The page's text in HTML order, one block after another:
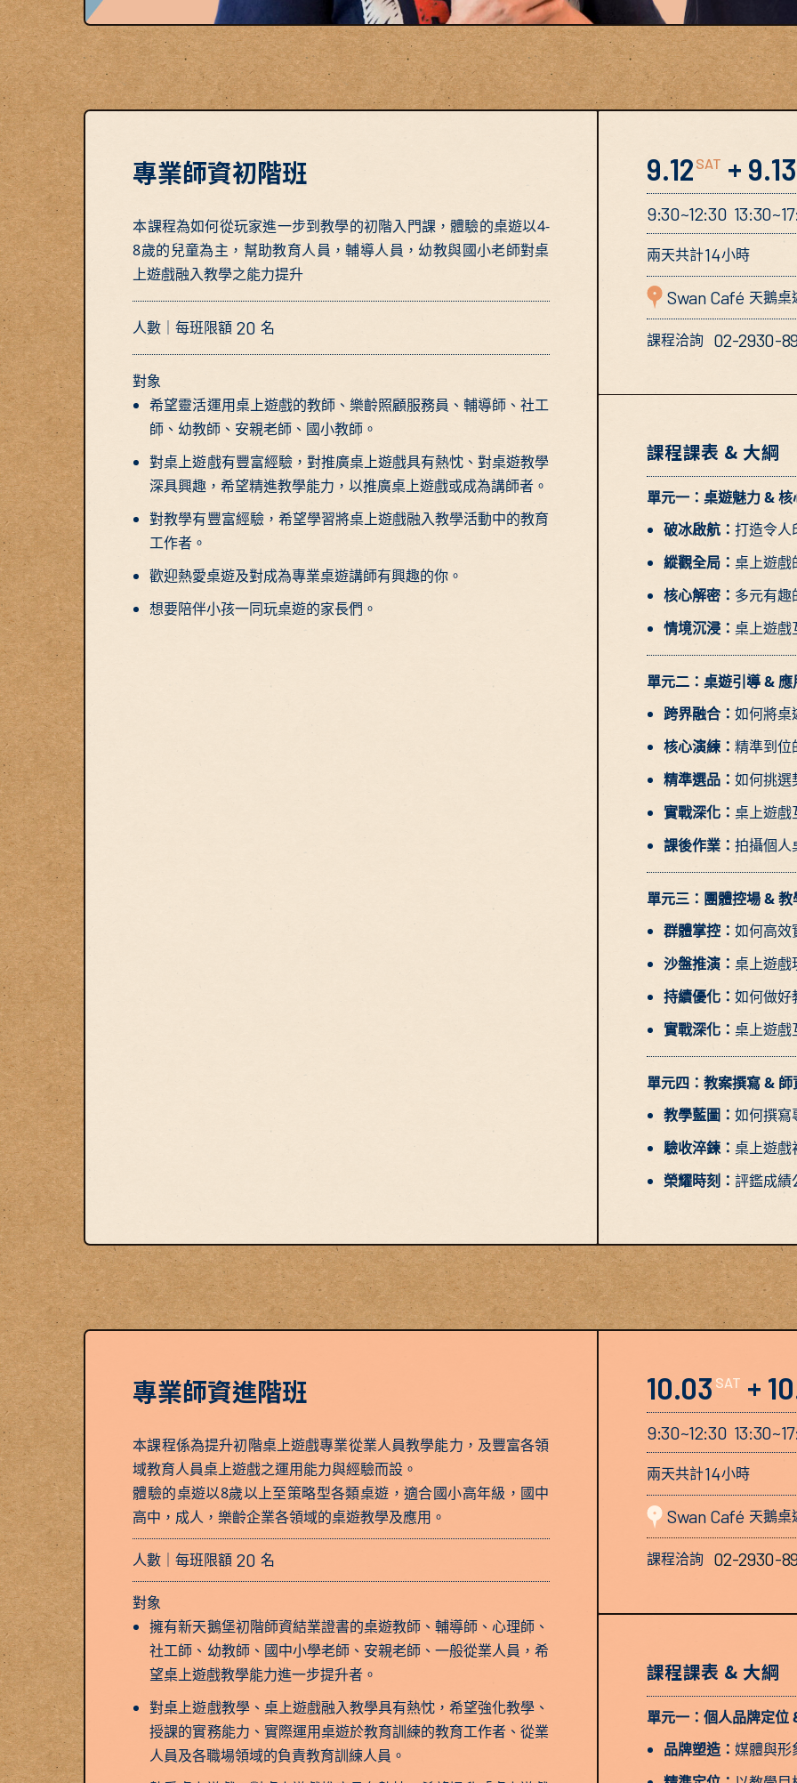
專業師資初階班
本課程為如何從玩家進一步到教學的初階入門課，體驗的桌遊以4-
8歲的兒童為主，幫助教育人員，輔導人員，幼教與國小老師對桌
上遊戲融入教學之能力提升
人數｜每班限額 20 名
對象
希望靈活運用桌上遊戲的教師、樂齡照顧服務員、輔導師、社工
師、幼教師、安親老師、國小教師。
對桌上遊戲有豐富經驗，對推廣桌上遊戲具有熱忱、對桌遊教學
深具興趣，希望精進教學能力，以推廣桌上遊戲或成為講師者。
對教學有豐富經驗，希望學習將桌上遊戲融入教學活動中的教育
工作者。
歡迎熱愛桌遊及對成為專業桌遊講師有興趣的你。
想要陪伴小孩一同玩桌遊的家長們。
9.12 SAT + 9.13
9:30~12:30
兩天共計14小時
Swan Café 天鵝桌
課程洽詢 02-2930-
課程課表 & 大綱
單元一：桌遊魅力 &
破冰啟航： 打造令人
縱觀全局： 桌上遊戲
核心解密： 多元有趣
情境沉浸： 桌上遊戲
單元二：桌遊引導 &
跨界融合： 如何將桌
核心演練： 精準到位
精準選品： 如何挑選
實戰深化： 桌上遊戲
課後作業： 拍攝個人
單元三：團體控場 &
群體掌控： 如何高效
沙盤推演： 桌上遊戲
持續優化： 如何做好
實戰深化： 桌上遊戲
單元四：教案撰寫 &
教學藍圖： 如何撰寫
驗收淬鍊： 桌上遊戲
榮耀時刻： 評鑑成績
專業師資進階班
本課程係為提升初階桌上遊戲專業從業人員教學能力，及豐富各領
域教育人員桌上遊戲之運用能力與經驗而設。
體驗的桌遊以8歲以上至策略型各類桌遊，適合國小高年級，國中
高中，成人，樂齡企業各領域的桌遊教學及應用。
人數｜每班限額 20 名
對象
擁有新天鵝堡初階師資結業證書的桌遊教師、輔導師、心理師、
社工師、幼教師、國中小學老師、安親老師、一般從業人員，希
望桌上遊戲教學能力進一步提升者。
對桌上遊戲教學、桌上遊戲融入教學具有熱忱，希望強化教學、
授課的實務能力、實際運用桌遊於教育訓練的教育工作者、從業
人員及各職場領域的負責教育訓練人員。
10.03 SAT +
9:30~12:30
兩天共計14小時
Swan Café 天鵝桌
課程洽詢 02-2930-
課程課表 & 大綱
單元一：個人品牌定位
品牌塑造： 媒體與形